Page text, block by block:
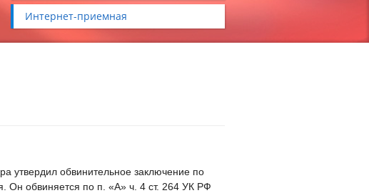
Интернет-приемная
утвердил обвинительное заключение по
Он обвиняется по п. «А» ч. 4 ст. 264 УК РФ